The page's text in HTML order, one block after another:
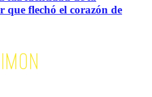
flechó el corazón de